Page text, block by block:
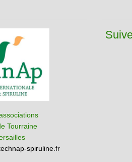
Tourraine
spiruline.fr